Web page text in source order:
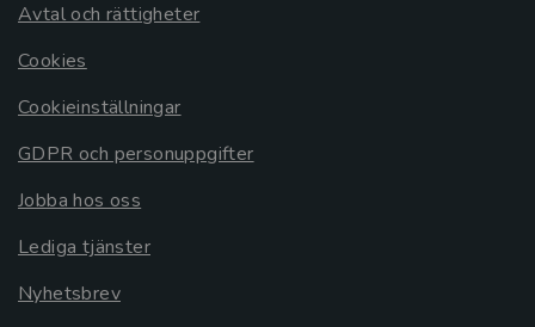
Avtal och rättigheter
Cookies
Cookieinställningar
GDPR och personuppgifter
Jobba hos oss
Lediga tjänster
Nyhetsbrev